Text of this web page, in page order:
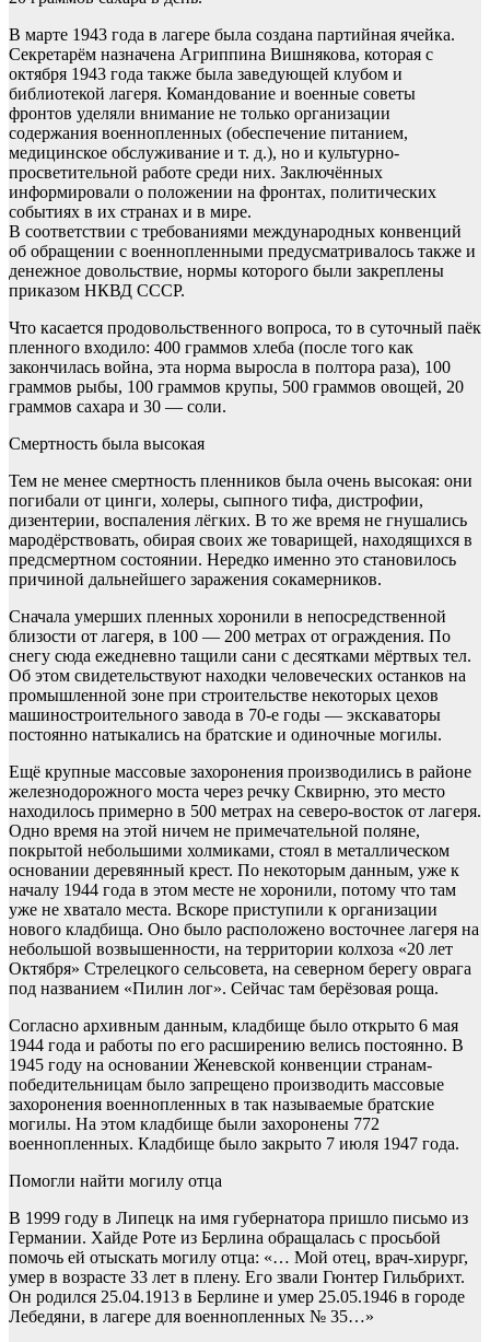
В марте 1943 года в лагере была создана партийная ячейка.
Секретарём назначена Агриппина Вишнякова, которая с
октября 1943 года также была заведующей клубом и
библиотекой лагеря. Командование и военные советы
фронтов уделяли внимание не только организации
содержания военнопленных (обеспечение питанием,
медицинское обслуживание и т. д.), но и культурно-
просветительной работе среди них. Заключённых
информировали о положении на фронтах, политических
событиях в их странах и в мире.
В соответствии с требованиями международных конвенций
об обращении с военнопленными предусматривалось также и
денежное довольствие, нормы которого были закреплены
приказом НКВД СССР.
Что касается продовольственного вопроса, то в суточный паёк
пленного входило: 400 граммов хлеба (после того как
закончилась война, эта норма выросла в полтора раза), 100
граммов рыбы, 100 граммов крупы, 500 граммов овощей, 20
граммов сахара и 30 — соли.
Смертность была высокая
Тем не менее смертность пленников была очень высокая: они
погибали от цинги, холеры, сыпного тифа, дистрофии,
дизентерии, воспаления лёгких. В то же время не гнушались
мародёрствовать, обирая своих же товарищей, находящихся в
предсмертном состоянии. Нередко именно это становилось
причиной дальнейшего заражения сокамерников.
Сначала умерших пленных хоронили в непосредственной
близости от лагеря, в 100 — 200 метрах от ограждения. По
снегу сюда ежедневно тащили сани с десятками мёртвых тел.
Об этом свидетельствуют находки человеческих останков на
промышленной зоне при строительстве некоторых цехов
машиностроительного завода в 70-е годы — экскаваторы
постоянно натыкались на братские и одиночные могилы.
Ещё крупные массовые захоронения производились в районе
железнодорожного моста через речку Сквирню, это место
находилось примерно в 500 метрах на северо-восток от лагеря.
Одно время на этой ничем не примечательной поляне,
покрытой небольшими холмиками, стоял в металлическом
основании деревянный крест. По некоторым данным, уже к
началу 1944 года в этом месте не хоронили, потому что там
уже не хватало места. Вскоре приступили к организации
нового кладбища. Оно было расположено восточнее лагеря на
небольшой возвышенности, на территории колхоза «20 лет
Октября» Стрелецкого сельсовета, на северном берегу оврага
под названием «Пилин лог». Сейчас там берёзовая роща.
Согласно архивным данным, кладбище было открыто 6 мая
1944 года и работы по его расширению велись постоянно. В
1945 году на основании Женевской конвенции странам-
победительницам было запрещено производить массовые
захоронения военнопленных в так называемые братские
могилы. На этом кладбище были захоронены 772
военнопленных. Кладбище было закрыто 7 июля 1947 года.
Помогли найти могилу отца
В 1999 году в Липецк на имя губернатора пришло письмо из
Германии. Хайде Роте из Берлина обращалась с просьбой
помочь ей отыскать могилу отца: «… Мой отец, врач-хирург,
умер в возрасте 33 лет в плену. Его звали Гюнтер Гильбрихт.
Он родился 25.04.1913 в Берлине и умер 25.05.1946 в городе
Лебедяни, в лагере для военнопленных № 35…»